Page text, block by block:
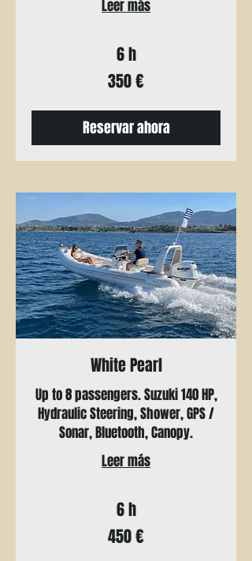
Leer más
6 h
350 €
Reservar ahora
White Pearl
Up to 8 passengers. Suzuki 140 HP,
Hydraulic Steering, Shower, GPS /
Sonar, Bluetooth, Canopy.
Leer más
6 h
450 €